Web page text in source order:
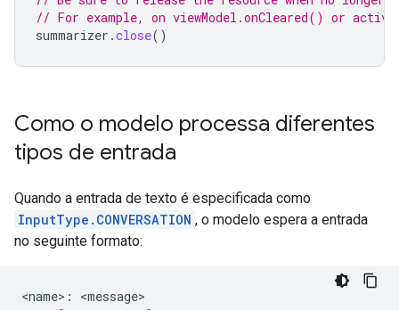
// For example, on viewModel.onCleared() or
summarizer .close()
Como o modelo processa diferentes
tipos de entrada
Quando a entrada de texto é especificada como
InputType.CONVERSATION , o modelo espera a entrada
no seguinte formato:
<name>: <message>